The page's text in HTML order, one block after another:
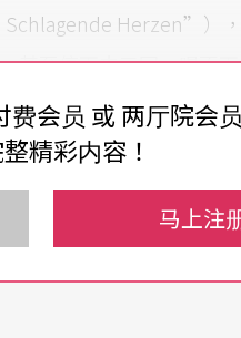
Herzen”）
甚至停下来三回，唱不
上，让她瞄瞄。或许正因
众反应大多是错愕，摇
们真没有料到，一位国
已经超强。在维也纳，
的。
费会员 或 两厅院会员
精彩内容！
马上注